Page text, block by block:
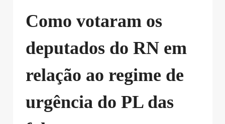
Como votaram os
deputados do RN em
relação ao regime de
urgência do PL das